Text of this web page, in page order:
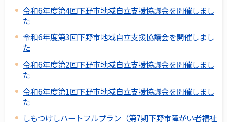
令和6年度第4回下野市地域自立支援協議会を開催しまし
た
令和6年度第3回下野市地域自立支援協議会を開催しまし
た
令和6年度第2回下野市地域自立支援協議会を開催しまし
た
令和6年度第1回下野市地域自立支援協議会を開催しまし
た
しもつけしハートフルプラン（第7期下野市障がい者福祉